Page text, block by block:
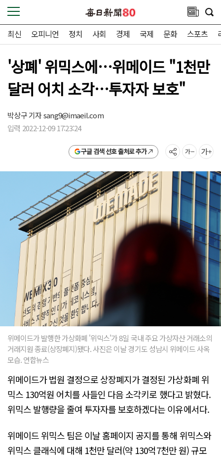
최신 오피니언 정치 사회 경제 국제 문화 스포츠
'상폐' 위믹스에…위메이드 "1천만
달러 어치 소각…투자자 보호"
박상구 기자sang9@imaeil.com
입력 2022-12-09 17:23:24
구글 검색 선호 출처로 추가
위메이드가 발행한 가상화폐 '위믹스'가 8일 국내 주요 가상자산 거래소의
거래지원 종료(상장폐지)됐다. 사진은 이날 경기도 성남시 위메이드 사옥
모습. 연합뉴스
위메이드가 법원 결정으로 상장폐지가 결정된 가상화폐 위
믹스 130억원 어치를 사들인 다음 소각키로 했다고 밝혔다.
위믹스 발행량을 줄여 투자자를 보호하겠다는 이유에서다.
위메이드 위믹스 팀은 이날 홈페이지 공지를 통해 위믹스와
위믹스 클래식에 대해 1천만 달러(약 130억7천만 원) 규모